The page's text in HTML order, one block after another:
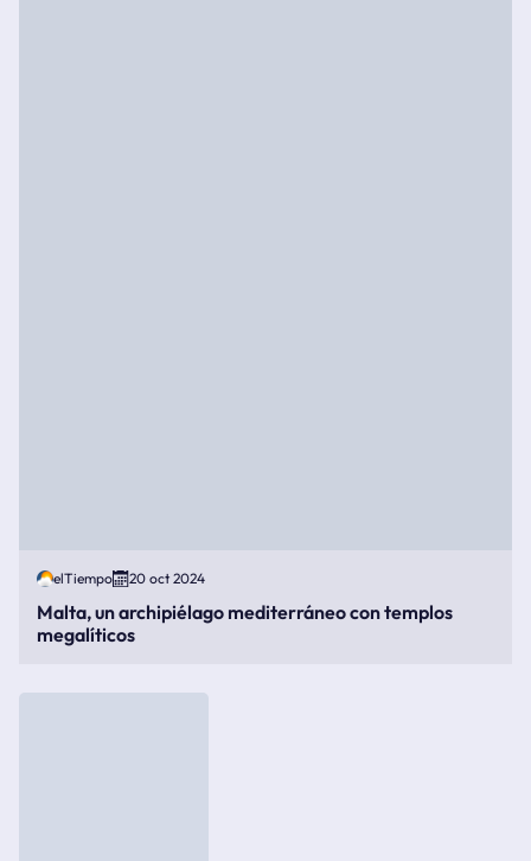
elTiempo 20 oct 2024
Malta, un archipiélago mediterráneo con templos
megalíticos